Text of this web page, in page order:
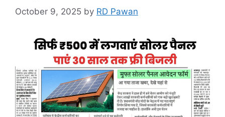
October 9, 2025 by RD Pawan